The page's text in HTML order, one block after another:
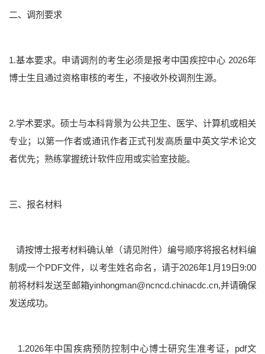
二、调剂要求
1.基本要求。申请调剂的考生必须是报考中国疾控中心 2026年
博士生且通过资格审核的考生，不接收外校调剂生源。
2.学术要求。硕士与本科背景为公共卫生、医学、计算机或相关
专业；以第一作者或通讯作者正式刊发高质量中英文学术论文
者优先；熟练掌握统计软件应用或实验室技能。
三、报名材料
请按博士报考材料确认单（请见附件）编号顺序将报名材料编
制成一个PDF文件，以考生姓名命名，请于2026年1月19日9:00
前将材料发送至邮箱yinhongman@ncncd.chinacdc.cn,并请确保
发送成功。
1.2026年中国疾病预防控制中心博士研究生准考证，pdf文